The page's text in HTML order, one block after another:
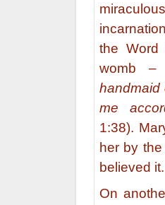
the
womb –
handmaid
me
1:38).
her by
believed it.
On